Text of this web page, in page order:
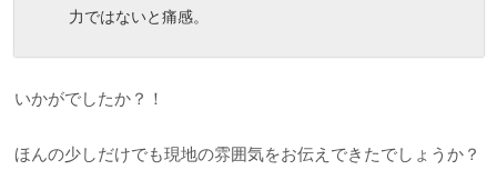
力ではないと痛感。
いかがでしたか？！
ほんの少しだけでも現地の雰囲気をお伝えできたでしょうか？